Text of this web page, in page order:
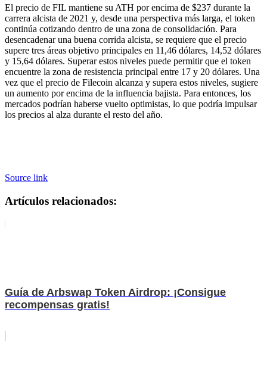
El precio de FIL mantiene su ATH por encima de $237 durante la
carrera alcista de 2021 y, desde una perspectiva más larga, el token
continúa cotizando dentro de una zona de consolidación. Para
desencadenar una buena corrida alcista, se requiere que el precio
supere tres áreas objetivo principales en 11,46 dólares, 14,52 dólares
y 15,64 dólares. Superar estos niveles puede permitir que el token
encuentre la zona de resistencia principal entre 17 y 20 dólares. Una
vez que el precio de Filecoin alcanza y supera estos niveles, sugiere
un aumento por encima de la influencia bajista. Para entonces, los
mercados podrían haberse vuelto optimistas, lo que podría impulsar
los precios al alza durante el resto del año.
Source link
Artículos relacionados:
Guía de Arbswap Token Airdrop: ¡Consigue
recompensas gratis!